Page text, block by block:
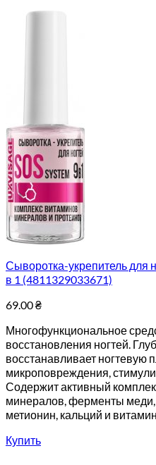
Сыворотка-укрепитель для
в 1 (4811329033671)
69.00₴
Многофункциональное
восстановления ногтей.
восстанавливает ногтевую
микроповреждения,
Содержит активный
минералов, ферменты меди,
метионин, кальций и
Купить